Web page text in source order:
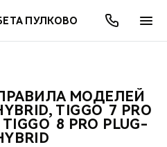
ПУЛКОВО
CHERY
СЕРВИСЫ
МОДЕЛЕЙ
TIGGO 7 PRO
8 PRO PLUG-